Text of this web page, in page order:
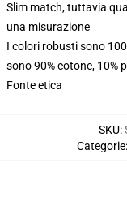
Slim match, tuttavia
una misurazione
I colori robusti sono
sono 90% cotone, 10%
Fonte etica
SKU:
Categorie: